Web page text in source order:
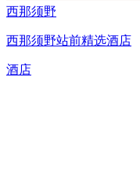
西那须野
西那须野站前精选酒店
酒店